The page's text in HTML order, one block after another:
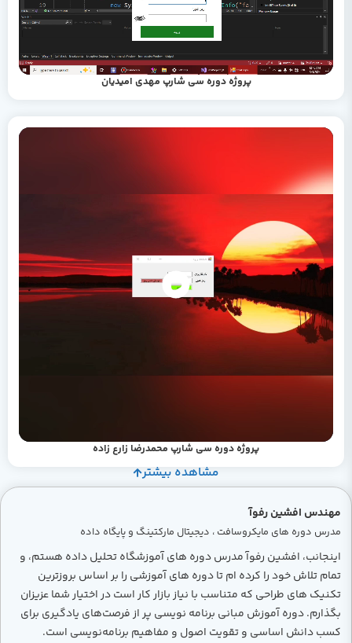
پروژه دوره سی شارپ مهدی امیدیان
پروژه دوره سی شارپ محمدرضا زارع زاده
مشاهده بیشتر
مهندس افشین رفوآ
مدرس دوره های مایکروسافت ، دیجیتال مارکتینگ و پایگاه داده
اینجانب، افشین رفوآ مدرس دوره های آموزشگاه تحلیل داده هستم، و
تمام تلاش خود را کرده ام تا دوره های آموزشی را بر اساس بروزترین
تکنیک های طراحی که متناسب با نیاز بازار کار است در اختیار شما عزیزان
بگذارم. دوره آموزش مبانی برنامه نویسی پر از فرصت‌های یادگیری برای
کسب دانش اساسی و تقویت اصول و مفاهیم برنامه‌نویسی است.